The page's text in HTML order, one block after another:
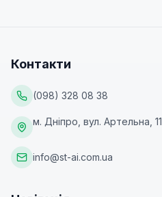
Контакти
(098) 328 08 38
м. Дніпро, вул. Артельна, 11
info@st-ai.com.ua